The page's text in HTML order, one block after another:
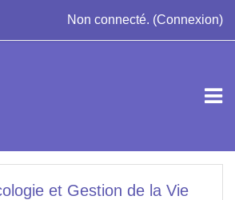
Non connecté. (Connexion)
et Gestion de la Vie